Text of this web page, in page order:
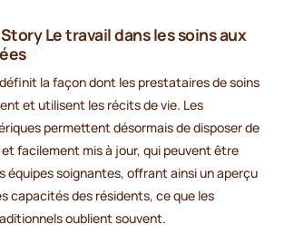
Le travail dans les soins aux
la façon dont les prestataires de soins
et utilisent les récits de vie. Les
permettent désormais de disposer de
facilement mis à jour, qui peuvent être
équipes soignantes, offrant ainsi un aperçu
capacités des résidents, ce que les
oublient souvent.